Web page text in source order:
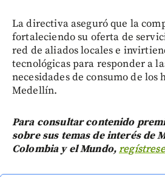
La directiva aseguró que la
fortaleciendo su oferta de
red de aliados locales e
tecnológicas para responder a
necesidades de consumo de los
Medellín.
Para consultar contenido
sobre sus temas de interés de
Colombia y el Mundo,